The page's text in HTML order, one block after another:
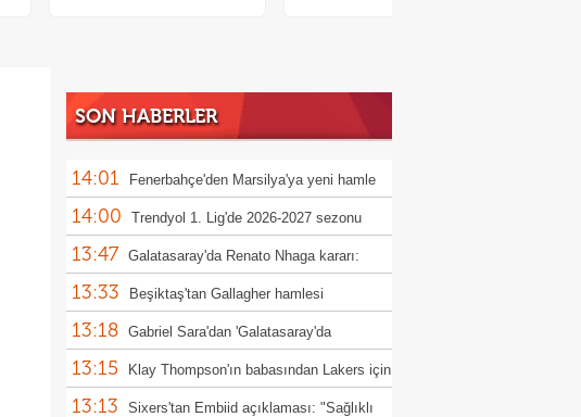
SON HABERLER
14:01 Fenerbahçe'den Marsilya'ya yeni hamle
14:00 Trendyol 1. Lig'de 2026-2027 sezonu
heyecanı başlıyor!
13:47 Galatasaray'da Renato Nhaga kararı:
Türkiye yasağı
13:33 Beşiktaş'tan Gallagher hamlesi
13:18 Gabriel Sara'dan 'Galatasaray'da
kalıyorum' mesajı!
13:15 Klay Thompson'ın babasından Lakers için
ikna çabası
13:13 Sixers'tan Embiid açıklaması: "Sağlıklı